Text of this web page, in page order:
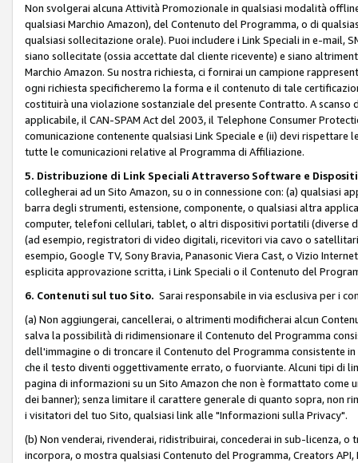
Non svolgerai alcuna Attività Promozionale in qualsiasi modalità
qualsiasi Marchio Amazon), del Contenuto del Programma, o di
qualsiasi sollecitazione orale). Puoi includere i Link Speciali in e-mail,
siano sollecitate (ossia accettate dal cliente ricevente) e siano
Marchio Amazon. Su nostra richiesta, ci fornirai un campione
ogni richiesta specificheremo la forma e il contenuto di tale
costituirà una violazione sostanziale del presente Contratto. A
applicabile, il CAN-SPAM Act del 2003, il Telephone Consumer
comunicazione contenente qualsiasi Link Speciale e (ii) devi
tutte le comunicazioni relative al Programma di Affiliazione.
5. Distribuzione di Link Speciali Attraverso Software e
collegherai ad un Sito Amazon, su o in connessione con: (a)
barra degli strumenti, estensione, componente, o qualsiasi altra
computer, telefoni cellulari, tablet, o altri dispositivi portatili (diverse
(ad esempio, registratori di video digitali, ricevitori via cavo o
esempio, Google TV, Sony Bravia, Panasonic Viera Cast, o Vizio
esplicita approvazione scritta, i Link Speciali o il Contenuto del
6. Contenuti sul tuo Sito. Sarai responsabile in via esclusiva per i
(a) Non aggiungerai, cancellerai, o altrimenti modificherai alcun
salva la possibilità di ridimensionare il Contenuto del Programma
dell'immagine o di troncare il Contenuto del Programma consistente
che il testo diventi oggettivamente errato, o fuorviante. Alcuni tipi di
pagina di informazioni su un Sito Amazon che non è formattato
dei banner); senza limitare il carattere generale di quanto sopra, non
i visitatori del tuo Sito, qualsiasi link alle "Informazioni sulla Privacy".
(b) Non venderai, rivenderai, ridistribuirai, concederai in sub-licenza,
incorpora, o mostra qualsiasi Contenuto del Programma, Creators